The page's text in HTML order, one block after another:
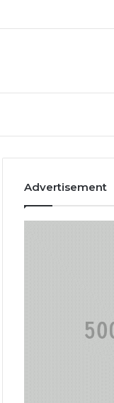
Advertisement